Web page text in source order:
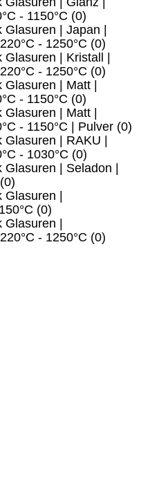
- 1150°C (0)
Glasuren | Japan |
- 1250°C (0)
Glasuren | Kristall |
- 1250°C (0)
Glasuren | Matt |
- 1150°C (0)
Glasuren | Matt |
- 1150°C | Pulver (0)
Glasuren | RAKU |
- 1030°C (0)
Glasuren | Seladon |
(0)
Glasuren |
(0)
Glasuren |
- 1250°C (0)